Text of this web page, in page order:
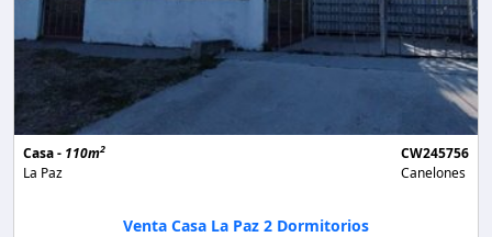
Casa - 110m2
La Paz
CW245756
Canelones
Venta Casa La Paz 2 Dormitorios